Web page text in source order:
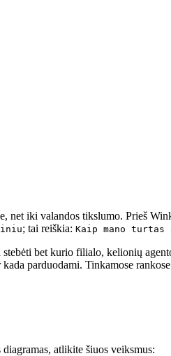
iki valandos tikslumo. Prieš
; tai reiškia: Kaip mano
bet kurio filialo, kelionių
parduodami. Tinkamose
atlikite šiuos veiksmus: